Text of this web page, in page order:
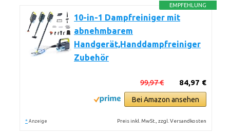
EMPFEHLUNG
10-in-1 Dampfreiniger mit
abnehmbarem
Handgerät,Handdampfreiniger
Zubehör
84,97 €
99,97 €
Bei Amazon ansehen
* Anzeige Preis inkl. MwSt., zzgl. Versandkosten